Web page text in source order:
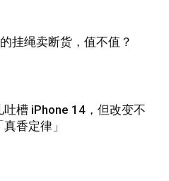
挂绳卖断货，值不值？
吐槽 iPhone 14，但改变不
香定律」